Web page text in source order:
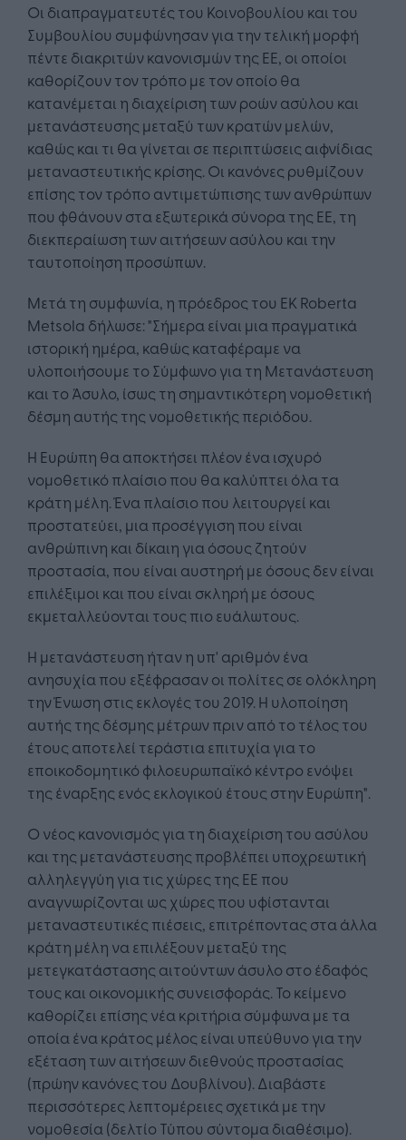
Οι διαπραγματευτές του Κοινοβουλίου και του
Συμβουλίου συμφώνησαν για την τελική μορφή
πέντε διακριτών κανονισμών της ΕΕ, οι οποίοι
καθορίζουν τον τρόπο με τον οποίο θα
κατανέμεται η διαχείριση των ροών ασύλου και
μετανάστευσης μεταξύ των κρατών μελών,
καθώς και τι θα γίνεται σε περιπτώσεις αιφνίδιας
μεταναστευτικής κρίσης. Οι κανόνες ρυθμίζουν
επίσης τον τρόπο αντιμετώπισης των ανθρώπων
που φθάνουν στα εξωτερικά σύνορα της ΕΕ, τη
διεκπεραίωση των αιτήσεων ασύλου και την
ταυτοποίηση προσώπων.
Μετά τη συμφωνία, η πρόεδρος του ΕΚ Roberta
Metsola δήλωσε: "Σήμερα είναι μια πραγματικά
ιστορική ημέρα, καθώς καταφέραμε να
υλοποιήσουμε το Σύμφωνο για τη Μετανάστευση
και το Άσυλο, ίσως τη σημαντικότερη νομοθετική
δέσμη αυτής της νομοθετικής περιόδου.
Η Ευρώπη θα αποκτήσει πλέον ένα ισχυρό
νομοθετικό πλαίσιο που θα καλύπτει όλα τα
κράτη μέλη. Ένα πλαίσιο που λειτουργεί και
προστατεύει, μια προσέγγιση που είναι
ανθρώπινη και δίκαιη για όσους ζητούν
προστασία, που είναι αυστηρή με όσους δεν είναι
επιλέξιμοι και που είναι σκληρή με όσους
εκμεταλλεύονται τους πιο ευάλωτους.
Η μετανάστευση ήταν η υπ' αριθμόν ένα
ανησυχία που εξέφρασαν οι πολίτες σε ολόκληρη
την Ένωση στις εκλογές του 2019. Η υλοποίηση
αυτής της δέσμης μέτρων πριν από το τέλος του
έτους αποτελεί τεράστια επιτυχία για το
εποικοδομητικό φιλοευρωπαϊκό κέντρο ενόψει
της έναρξης ενός εκλογικού έτους στην Ευρώπη".
Ο νέος κανονισμός για τη διαχείριση του ασύλου
και της μετανάστευσης προβλέπει υποχρεωτική
αλληλεγγύη για τις χώρες της ΕΕ που
αναγνωρίζονται ως χώρες που υφίστανται
μεταναστευτικές πιέσεις, επιτρέποντας στα άλλα
κράτη μέλη να επιλέξουν μεταξύ της
μετεγκατάστασης αιτούντων άσυλο στο έδαφός
τους και οικονομικής συνεισφοράς. Το κείμενο
καθορίζει επίσης νέα κριτήρια σύμφωνα με τα
οποία ένα κράτος μέλος είναι υπεύθυνο για την
εξέταση των αιτήσεων διεθνούς προστασίας
(πρώην κανόνες του Δουβλίνου). Διαβάστε
περισσότερες λεπτομέρειες σχετικά με την
νομοθεσία (δελτίο Τύπου σύντομα διαθέσιμο).